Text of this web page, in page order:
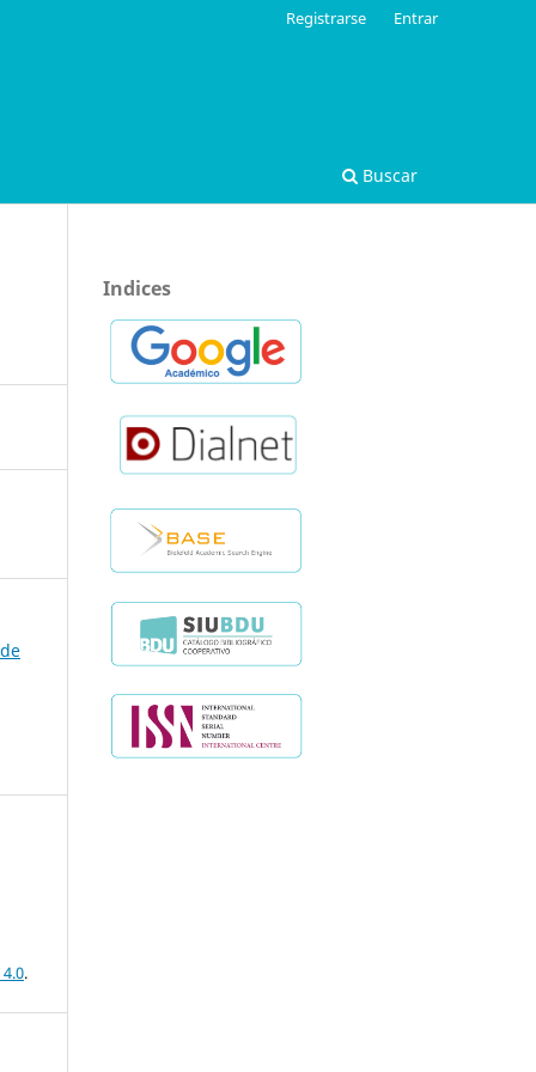
Buscar
Registrarse Entrar
.
Indices